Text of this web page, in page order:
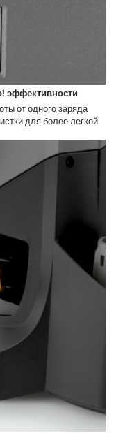
эффективности
от одного заряда
для более легкой